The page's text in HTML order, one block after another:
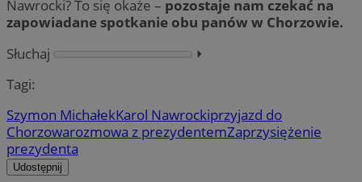
Nawrocki? To się okaże – pozostaje nam czekać na
zapowiadane spotkanie obu panów w Chorzowie.
Słuchaj
⏵︎
Tagi:
Szymon MichałekKarol Nawrockiprzyjazd do
Chorzowarozmowa z prezydentemZaprzysiężenie
prezydenta
Udostępnij